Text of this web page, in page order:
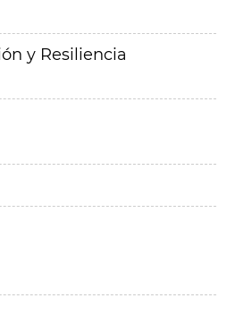
y Resiliencia